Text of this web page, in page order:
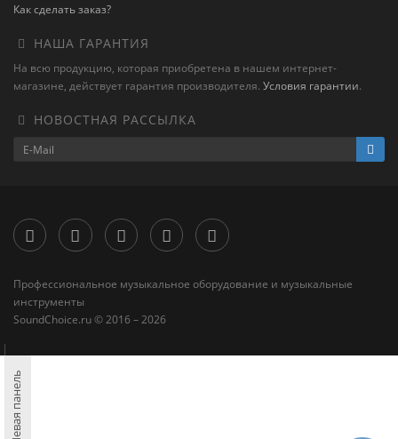
Как сделать заказ?
НАША ГАРАНТИЯ
На всю продукцию, которая приобретена в нашем интернет-
магазине, действует гарантия производителя. Условия гарантии.
НОВОСТНАЯ РАССЫЛКА
Профессиональное музыкальное оборудование и музыкальные
инструменты
SoundChoice.ru © 2016 – 2026
Левая панель